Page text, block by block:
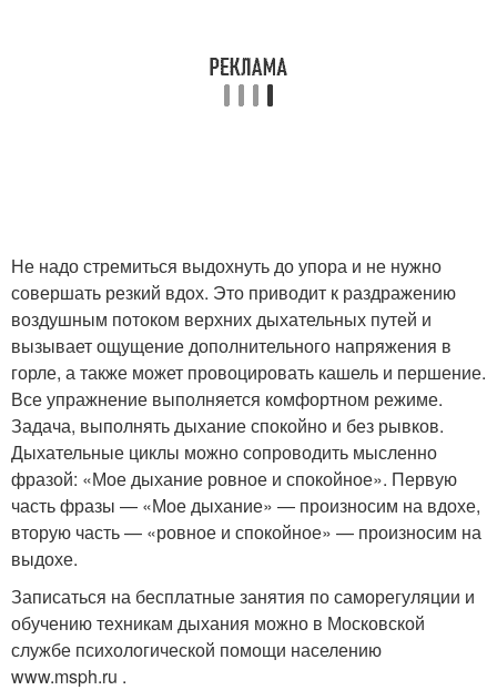
Не надо стремиться выдохнуть до упора и не нужно
совершать резкий вдох. Это приводит к раздражению
воздушным потоком верхних дыхательных путей и
вызывает ощущение дополнительного напряжения в
горле, а также может провоцировать кашель и першение.
Все упражнение выполняется комфортном режиме.
Задача, выполнять дыхание спокойно и без рывков.
Дыхательные циклы можно сопроводить мысленно
фразой: «Мое дыхание ровное и спокойное». Первую
часть фразы — «Мое дыхание» — произносим на вдохе,
вторую часть — «ровное и спокойное» — произносим на
выдохе.
Записаться на бесплатные занятия по саморегуляции и
обучению техникам дыхания можно в Московской
службе психологической помощи населению
www.msph.ru .